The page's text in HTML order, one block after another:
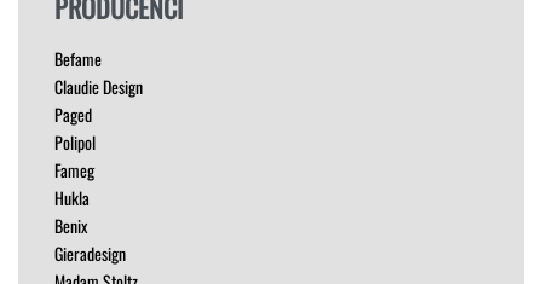
HOKERY
ŁÓŻKA
MEBLE RTV
NAROŻNIKI
OUTLET
PUFY
SOFY
STOLIKI
STOŁY
Befame
Claudie Design
Paged
Polipol
Fameg
Hukla
Benix
Gieradesign